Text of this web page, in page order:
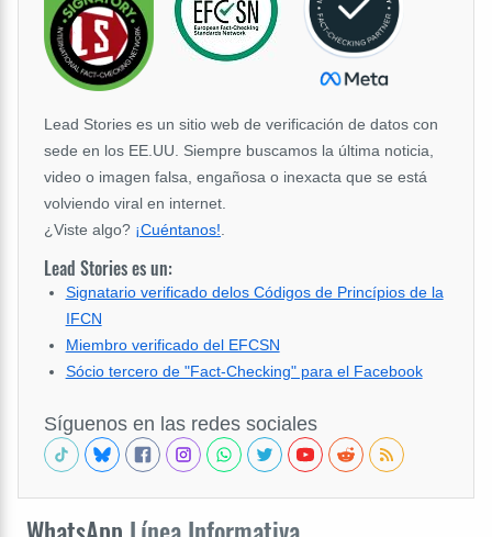
Lead Stories es un sitio web de verificación de datos con
sede en los EE.UU. Siempre buscamos la última noticia,
video o imagen falsa, engañosa o inexacta que se está
volviendo viral en internet.
¿Viste algo? ¡Cuéntanos!
Lead Stories es un:
Signatario verificado delos Códigos de Princípios de la
IFCN
Miembro verificado del EFCSN
Sócio tercero de "Fact-Checking" para el Facebook
Síguenos en las redes sociales